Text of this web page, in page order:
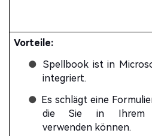
Vorteile:
● Spellbook ist in
integriert.
● Es schlägt eine
die Sie in Ihrem
verwenden können.